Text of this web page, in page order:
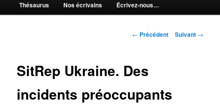
Thésaurus Nos écrivains Écrivez-nous…
Navigation
← Précédent Suivant →
SitRep Ukraine. Des
incidents préoccupants